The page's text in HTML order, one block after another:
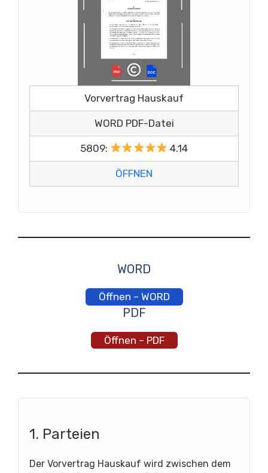
Vorvertrag Hauskauf
WORD PDF-Datei
5809: 4.14
ÖFFNEN
WORD
Öffnen – WORD
PDF
Öffnen – PDF
1. Parteien
Der Vorvertrag Hauskauf wird zwischen dem